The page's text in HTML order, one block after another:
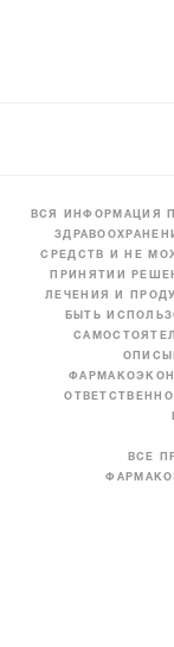
ВСЯ ИНФОРМАЦИЯ
СРЕДСТВ И НЕ
ПРИНЯТИИ
ЛЕЧЕНИЯ И
БЫТЬ
ВСЕ